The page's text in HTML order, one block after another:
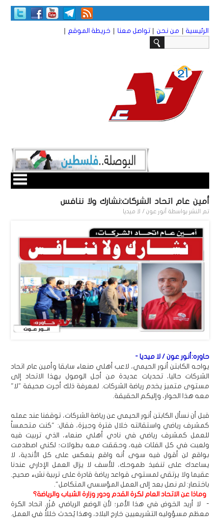
الرئيسية | من نحن | تواصل معنا | خريطة الموقع |
أمين عام اتحاد الشركات:نشارك ولا ننافس
تم النشر بواسطة أنور عون / لا ميديا
حاوره:أنور عون / لا ميديا -
يواجه الكابتن أنور الحيمي، لاعب أهلي صنعاء سابقا وأمين عام اتحاد
الشركات حاليا، تحديات عديدة من أجل الوصول بهذا الاتحاد إلى
مستوى متميز يخدم رياضة الشركات. لمعرفة ذلك أجرت صحيفة "لا"
معه هذا الحوار، وإليكم الحقيقة.
قبل أن نسأل الكابتن أنور الحيمي عن رياضة الشركات، توقفنا عند عمله
كمشرف رياضي واستقالته خلال فترة وجيزة، فقال: "كنت متحمساً
للعمل كمشرف رياضي في نادي أهلي صنعاء، الذي تربيت فيه
ولعبت في كل الفئات فيه، وحققت معه بطولات؛ لكني اصطدمت
بواقع لن أقول فيه سوى أنه واقع ينعكس على كل الأندية، لا
يساعدك على تنفيذ طموحك، للأسف لا يزال العمل الإداري عندنا
عقيما ولا يرتقي لمستوى قواعد رياضة قادرة على تربية نشء صحيح.
باختصار: لم نصل بعد إلى العمل المؤسسي المتكامل".
وماذا عن الاتحاد العام لكرة القدم ودور وزارة الشباب والرياضة؟
- لا أريد الخوض في هذا الأمر؛ لأن الوضع الرياضي مُزْرٍ. اتحاد الكرة
معظم مسؤوليه التشريعيين خارج البلاد، وهذا يُحدث خللاً في العمل.